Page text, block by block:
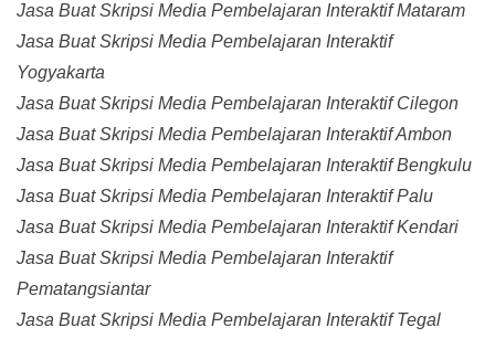
Jasa Buat Skripsi Media Pembelajaran Interaktif Mataram
Jasa Buat Skripsi Media Pembelajaran Interaktif
Yogyakarta
Jasa Buat Skripsi Media Pembelajaran Interaktif Cilegon
Jasa Buat Skripsi Media Pembelajaran Interaktif Ambon
Jasa Buat Skripsi Media Pembelajaran Interaktif Bengkulu
Jasa Buat Skripsi Media Pembelajaran Interaktif Palu
Jasa Buat Skripsi Media Pembelajaran Interaktif Kendari
Jasa Buat Skripsi Media Pembelajaran Interaktif
Pematangsiantar
Jasa Buat Skripsi Media Pembelajaran Interaktif Tegal